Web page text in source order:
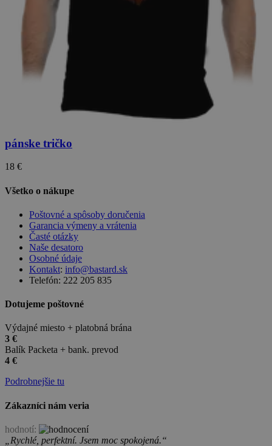
pánske tričko
18 €
Všetko o nákupe
Poštovné a spôsoby doručenia
Garancia výmeny a vrátenia
Časté otázky
Naše desatoro
Osobné údaje
Kontakt: info@bastard.sk
Telefón: 222 205 835
Dotujeme poštovné
Výdajné miesto + platobná brána
3 €
Balík Packeta + bank. prevod
4 €
Podrobnejšie tu
Zákazníci nám veria
hodnotí:
„Rychlé, perfektní. Jsem moc spokojená.“